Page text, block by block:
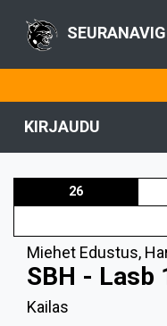
KIRJAUDU
26
Miehet Edustus,
SBH - Lasb
Kailas